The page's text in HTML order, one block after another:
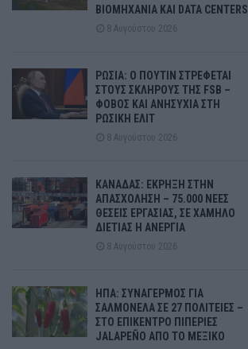
ΒΙΟΜΗΧΑΝΙΑ ΚΑΙ DATA CENTERS
8 Αυγούστου 2026
ΡΩΣΙΑ: Ο ΠΟΥΤΙΝ ΣΤΡΕΦΕΤΑΙ
ΣΤΟΥΣ ΣΚΛΗΡΟΥΣ ΤΗΣ FSB –
ΦΟΒΟΣ ΚΑΙ ΑΝΗΣΥΧΙΑ ΣΤΗ
ΡΩΣΙΚΗ ΕΛΙΤ
8 Αυγούστου 2026
ΚΑΝΑΔΑΣ: ΕΚΡΗΞΗ ΣΤΗΝ
ΑΠΑΣΧΟΛΗΣΗ – 75.000 ΝΕΕΣ
ΘΕΣΕΙΣ ΕΡΓΑΣΙΑΣ, ΣΕ ΧΑΜΗΛΟ
ΔΙΕΤΙΑΣ Η ΑΝΕΡΓΙΑ
8 Αυγούστου 2026
ΗΠΑ: ΣΥΝΑΓΕΡΜΟΣ ΓΙΑ
ΣΑΛΜΟΝΕΛΑ ΣΕ 27 ΠΟΛΙΤΕΙΕΣ –
ΣΤΟ ΕΠΙΚΕΝΤΡΟ ΠΙΠΕΡΙΕΣ
JALAPEÑO ΑΠΟ ΤΟ ΜΕΞΙΚΟ